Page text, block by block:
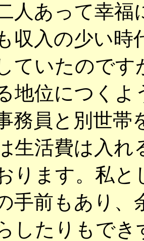
人あって幸
収入の少い
ていたのです
地位につくよ
務員と別世帯
生活費は入れ
ります。私と
手前もあり、
したりもでき